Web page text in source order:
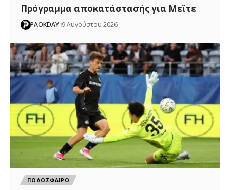
Πρόγραμμα αποκατάστασής για Μεϊτε
PAOKDAY 9 Αυγούστου 2026
ΠΟΔΟΣΦΑΙΡΟ